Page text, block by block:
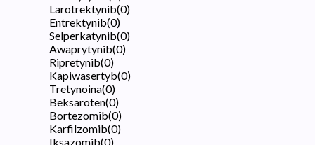
Larotrektynib(0)
Entrektynib(0)
Selperkatynib(0)
Awaprytynib(0)
Ripretynib(0)
Kapiwasertyb(0)
Tretynoina(0)
Beksaroten(0)
Bortezomib(0)
Karfilzomib(0)
Iksazomib(0)